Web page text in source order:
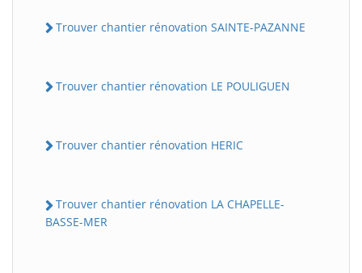
Trouver chantier rénovation SAINTE-PAZANNE
Trouver chantier rénovation LE POULIGUEN
Trouver chantier rénovation HERIC
Trouver chantier rénovation LA CHAPELLE-
BASSE-MER